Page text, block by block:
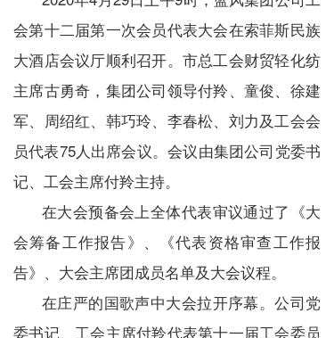
会第十二届第一次会员代表大会在索菲斯民族
大酒店会议厅顺利召开。市总工会财贸轻化纺
主席古勇奇，集团公司领导付羚、童俊、徐建
军、周绍红、韩巧玲、李春松、刘力及工会会
员代表75人出席会议。会议由集团公司党委书
记、工会主席付羚主持。
在大会预备会上全体代表审议通过了《大
会筹备工作报告》、《代表资格审查工作报
告》、大会主席团成员名单及大会议程。
在庄严的国歌声中大会拉开序幕。公司党
委书记、工会主席付羚代表第十一届工会委员